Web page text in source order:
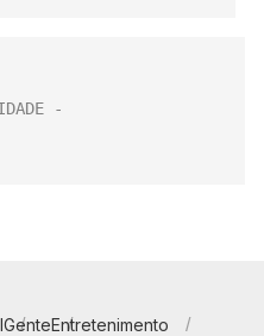
GenteEntretenimento